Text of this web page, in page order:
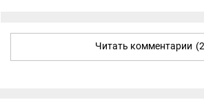
Читать комментарии